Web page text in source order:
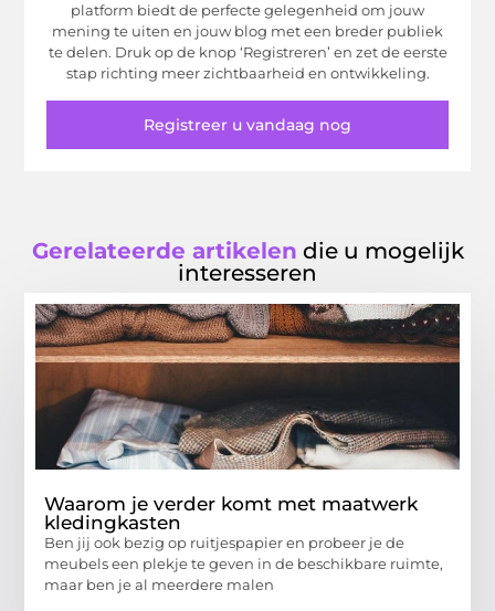
platform biedt de perfecte gelegenheid om jouw
mening te uiten en jouw blog met een breder publiek
te delen. Druk op de knop ‘Registreren’ en zet de eerste
stap richting meer zichtbaarheid en ontwikkeling.
Registreer u vandaag nog
Gerelateerde artikelen die u mogelijk
interesseren
Waarom je verder komt met maatwerk
kledingkasten
Ben jij ook bezig op ruitjespapier en probeer je de
meubels een plekje te geven in de beschikbare ruimte,
maar ben je al meerdere malen